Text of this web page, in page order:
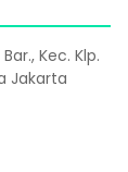
Kec. Klp.
Jakarta